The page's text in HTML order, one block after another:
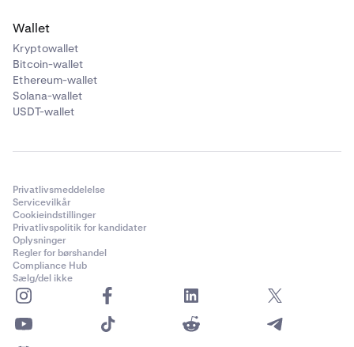
Wallet
Kryptowallet
Bitcoin-wallet
Ethereum-wallet
Solana-wallet
USDT-wallet
Privatlivsmeddelelse
Servicevilkår
Cookieindstillinger
Privatlivspolitik for kandidater
Oplysninger
Regler for børshandel
Compliance Hub
Sælg/del ikke